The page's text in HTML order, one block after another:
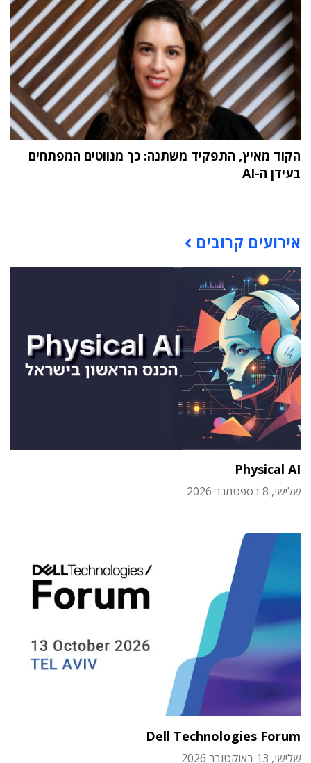
הקוד מאיץ, התפקיד משתנה: כך מנווטים המפתחים
בעידן ה-AI
אירועים קרובים
Physical AI
שלישי, 8 בספטמבר 2026
Dell Technologies Forum
שלישי, 13 באוקטובר 2026